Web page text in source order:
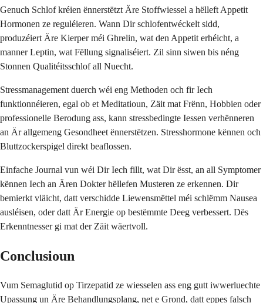
Genuch Schlof kréien ënnerstëtzt Äre Stoffwiessel a hëlleft Appetit
Hormonen ze reguléieren. Wann Dir schlofentwéckelt sidd,
produzéiert Äre Kierper méi Ghrelin, wat den Appetit erhéicht, a
manner Leptin, wat Fëllung signaliséiert. Zil sinn siwen bis néng
Stonnen Qualitéitsschlof all Nuecht.
Stressmanagement duerch wéi eng Methoden och fir Iech
funktionnéieren, egal ob et Meditatioun, Zäit mat Frënn, Hobbien oder
professionelle Berodung ass, kann stressbedingte Iessen verhënneren
an Är allgemeng Gesondheet ënnerstëtzen. Stresshormone kënnen och
Bluttzockerspigel direkt beaflossen.
Einfache Journal vun wéi Dir Iech fillt, wat Dir ësst, an all Symptomer
kënnen Iech an Ären Dokter hëllefen Musteren ze erkennen. Dir
bemierkt vläicht, datt verschidde Liewensmëttel méi schlëmm Nausea
ausléisen, oder datt Är Energie op bestëmmte Deeg verbessert. Dës
Erkenntnesser gi mat der Zäit wäertvoll.
Conclusioun
Vum Semaglutid op Tirzepatid ze wiesselen ass eng gutt iwwerluechte
Upassung un Äre Behandlungsplang, net e Grond, datt eppes falsch